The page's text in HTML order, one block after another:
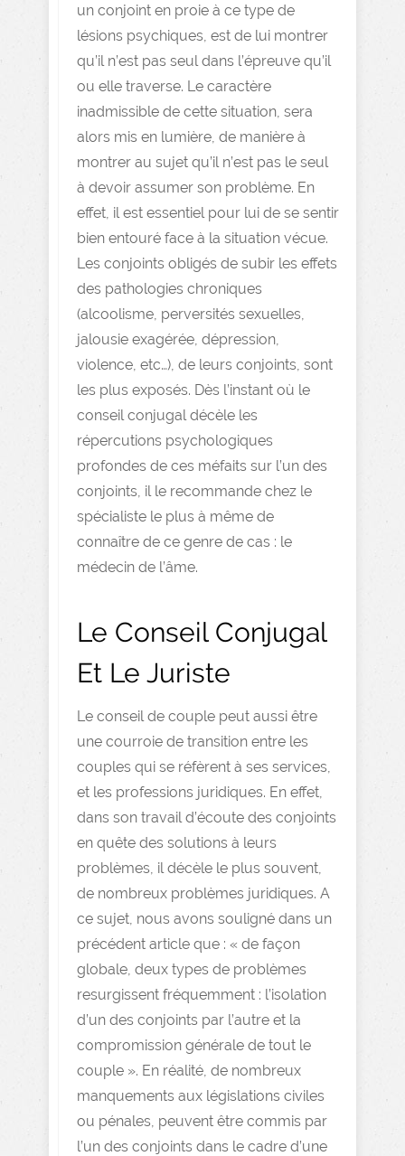
un conjoint en proie à ce type de
lésions psychiques, est de lui montrer
qu’il n’est pas seul dans l’épreuve qu’il
ou elle traverse. Le caractère
inadmissible de cette situation, sera
alors mis en lumière, de manière à
montrer au sujet qu’il n’est pas le seul
à devoir assumer son problème. En
effet, il est essentiel pour lui de se sentir
bien entouré face à la situation vécue.
Les conjoints obligés de subir les effets
des pathologies chroniques
(alcoolisme, perversités sexuelles,
jalousie exagérée, dépression,
violence, etc…), de leurs conjoints, sont
les plus exposés. Dès l’instant où le
conseil conjugal décèle les
répercutions psychologiques
profondes de ces méfaits sur l’un des
conjoints, il le recommande chez le
spécialiste le plus à même de
connaître de ce genre de cas : le
médecin de l’âme.
Le Conseil Conjugal
Et Le Juriste
Le conseil de couple peut aussi être
une courroie de transition entre les
couples qui se réfèrent à ses services,
et les professions juridiques. En effet,
dans son travail d’écoute des conjoints
en quête des solutions à leurs
problèmes, il décèle le plus souvent,
de nombreux problèmes juridiques. A
ce sujet, nous avons souligné dans un
précédent article que : « de façon
globale, deux types de problèmes
resurgissent fréquemment : l’isolation
d’un des conjoints par l’autre et la
compromission générale de tout le
couple ». En réalité, de nombreux
manquements aux législations civiles
ou pénales, peuvent être commis par
l’un des conjoints dans le cadre d’une